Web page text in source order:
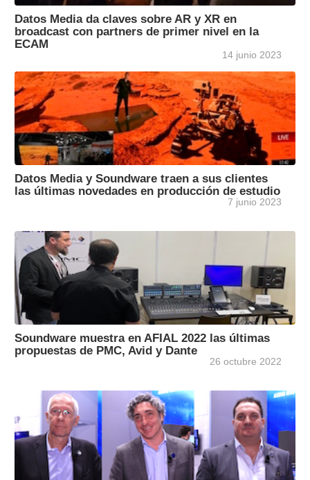
Datos Media da claves sobre AR y XR en
broadcast con partners de primer nivel en la
ECAM
14 junio 2023
Datos Media y Soundware traen a sus clientes
las últimas novedades en producción de estudio
7 junio 2023
Soundware muestra en AFIAL 2022 las últimas
propuestas de PMC, Avid y Dante
26 octubre 2022